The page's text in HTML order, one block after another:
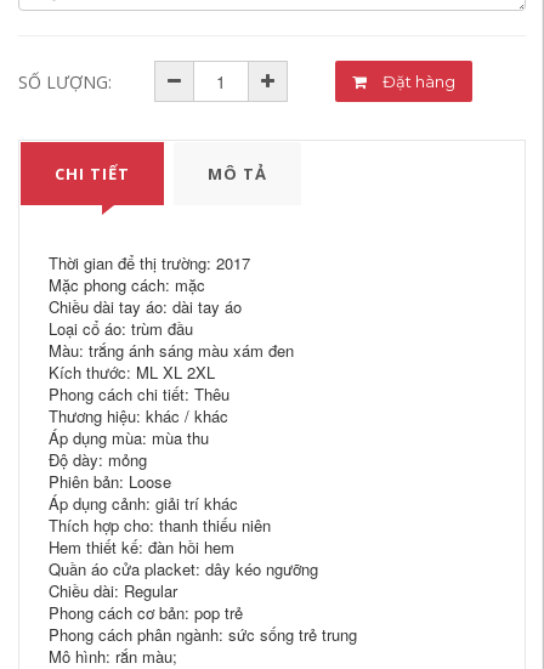
SỐ LƯỢNG: Đặt hàng
CHI TIẾT MÔ TẢ
Thời gian để thị trường: 2017
Mặc phong cách: mặc
Chiều dài tay áo: dài tay áo
Loại cổ áo: trùm đầu
Màu: trắng ánh sáng màu xám đen
Kích thước: ML XL 2XL
Phong cách chi tiết: Thêu
Thương hiệu: khác / khác
Áp dụng mùa: mùa thu
Độ dày: mỏng
Phiên bản: Loose
Áp dụng cảnh: giải trí khác
Thích hợp cho: thanh thiếu niên
Hem thiết kế: đàn hồi hem
Quần áo cửa placket: dây kéo ngưỡng
Chiều dài: Regular
Phong cách cơ bản: pop trẻ
Phong cách phân ngành: sức sống trẻ trung
Mô hình: rắn màu;